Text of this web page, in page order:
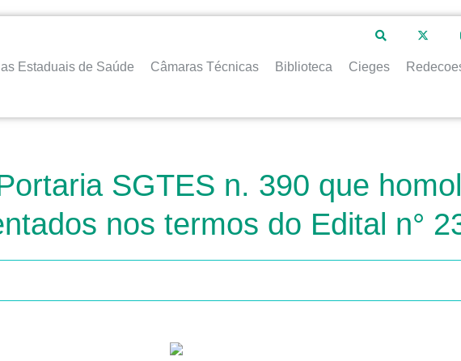
Estaduais de Saúde Câmaras Técnicas Biblioteca Cieges
SGTES n. 390 que
nos termos do Edital n°